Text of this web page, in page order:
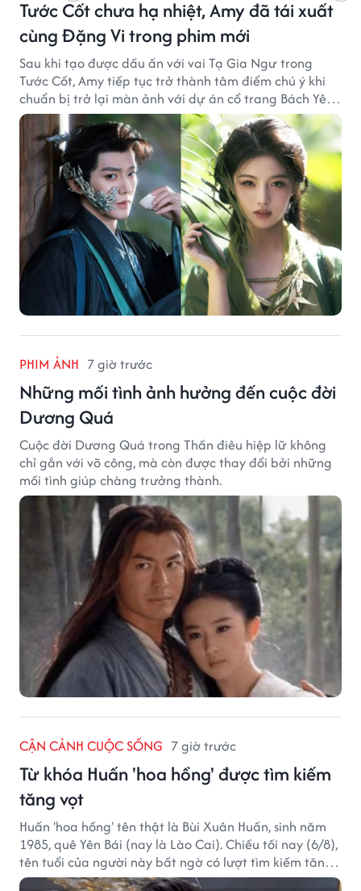
Tước Cốt chưa hạ nhiệt, Amy đã tái xuất
cùng Đặng Vi trong phim mới
Sau khi tạo được dấu ấn với vai Tạ Gia Ngư trong
Tước Cốt, Amy tiếp tục trở thành tâm điểm chú ý khi
chuẩn bị trở lại màn ảnh với dự án cổ trang Bách Yêu
Phổ.
PHIM ẢNH 7 giờ trước
Những mối tình ảnh hưởng đến cuộc đời
Dương Quá
Cuộc đời Dương Quá trong Thần điêu hiệp lữ không
chỉ gắn với võ công, mà còn được thay đổi bởi những
mối tình giúp chàng trưởng thành.
CẬN CẢNH CUỘC SỐNG 7 giờ trước
Từ khóa Huấn 'hoa hồng' được tìm kiếm
tăng vọt
Huấn 'hoa hồng' tên thật là Bùi Xuân Huấn, sinh năm
1985, quê Yên Bái (nay là Lào Cai). Chiều tối nay (6/8),
tên tuổi của người này bất ngờ có lượt tìm kiếm tăng
vọt.